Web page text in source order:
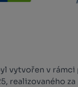
vytvořen v
realizovaného